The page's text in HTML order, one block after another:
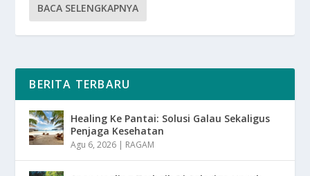
BACA SELENGKAPNYA
BERITA TERBARU
Healing Ke Pantai: Solusi Galau Sekaligus
Penjaga Kesehatan
Agu 6, 2026 | RAGAM